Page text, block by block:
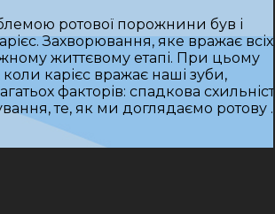
ротової порожнини був і
Захворювання, яке вражає всіх
життєвому етапі. При цьому
коли карієс вражає наші зуби,
факторів: спадкова
те, як ми доглядаємо ротову